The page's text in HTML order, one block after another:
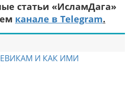
статьи «ИсламДага»
канале в Telegram.
И КАК ИМИ